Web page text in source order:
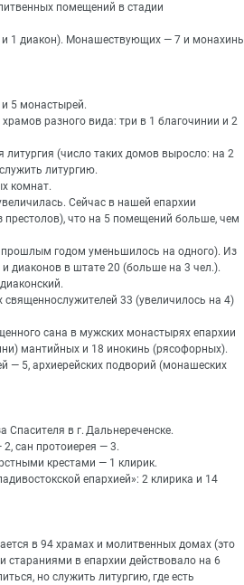
помещений в стадии
и 1 диакон). Монашествующих — 7 и монахинь
5 монастырей.
разного вида: три в 1 благочинии и 2
(число таких домов выросло: на 2
литургию.
комнат.
Сейчас в нашей епархии
престолов), что на 5 помещений больше, чем
прошлым годом уменьшилось на одного). Из
диаконов в штате 20 (больше на 3 чел.).
33 (увеличилось на 4)
сана в мужских монастырях епархии
мантийных и 18 инокинь (рясофорных).
— 5, архиерейских подворий (монашеских
в г. Дальнереченске.
сан протоиерея — 3.
крестами — 1 клирик.
епархией»: 2 клирика и 14
в 94 храмах и молитвенных домах (это
стараниями в епархии действовало на 6
но служить литургию, где есть